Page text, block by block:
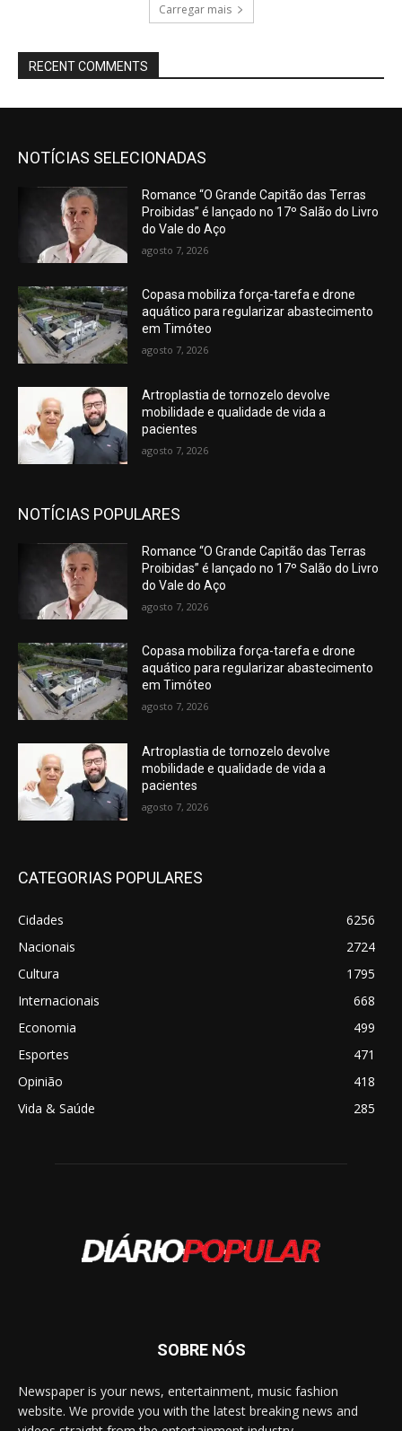
Carregar mais
RECENT COMMENTS
NOTÍCIAS SELECIONADAS
Romance “O Grande Capitão das Terras
Proibidas” é lançado no 17º Salão do Livro
do Vale do Aço
agosto 7, 2026
Copasa mobiliza força-tarefa e drone
aquático para regularizar abastecimento
em Timóteo
agosto 7, 2026
Artroplastia de tornozelo devolve
mobilidade e qualidade de vida a
pacientes
agosto 7, 2026
NOTÍCIAS POPULARES
Romance “O Grande Capitão das Terras
Proibidas” é lançado no 17º Salão do Livro
do Vale do Aço
agosto 7, 2026
Copasa mobiliza força-tarefa e drone
aquático para regularizar abastecimento
em Timóteo
agosto 7, 2026
Artroplastia de tornozelo devolve
mobilidade e qualidade de vida a
pacientes
agosto 7, 2026
CATEGORIAS POPULARES
Cidades
6256
Nacionais
2724
Cultura
1795
Internacionais
668
Economia
499
Esportes
471
Opinião
418
Vida & Saúde
285
SOBRE NÓS
Newspaper is your news, entertainment, music fashion
website. We provide you with the latest breaking news and